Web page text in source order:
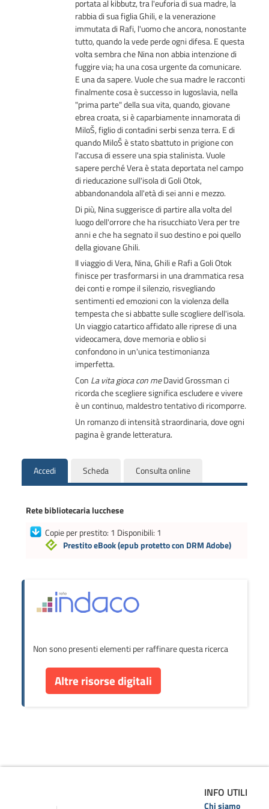
portata al kibbutz, tra l'euforia di sua madre, la
rabbia di sua figlia Ghili, e la venerazione
immutata di Rafi, l'uomo che ancora, nonostante
tutto, quando la vede perde ogni difesa. E questa
volta sembra che Nina non abbia intenzione di
fuggire via; ha una cosa urgente da comunicare.
E una da sapere. Vuole che sua madre le racconti
finalmente cosa è successo in Iugoslavia, nella
"prima parte" della sua vita, quando, giovane
ebrea croata, si è caparbiamente innamorata di
MiloŠ, figlio di contadini serbi senza terra. E di
quando MiloŠ è stato sbattuto in prigione con
l'accusa di essere una spia stalinista. Vuole
sapere perché Vera è stata deportata nel campo
di rieducazione sull'isola di Goli Otok,
abbandonandola all'età di sei anni e mezzo.
Di più, Nina suggerisce di partire alla volta del
luogo dell'orrore che ha risucchiato Vera per tre
anni e che ha segnato il suo destino e poi quello
della giovane Ghili.
Il viaggio di Vera, Nina, Ghili e Rafi a Goli Otok
finisce per trasformarsi in una drammatica resa
dei conti e rompe il silenzio, risvegliando
sentimenti ed emozioni con la violenza della
tempesta che si abbatte sulle scogliere dell'isola.
Un viaggio catartico affidato alle riprese di una
videocamera, dove memoria e oblio si
confondono in un'unica testimonianza
imperfetta.
Con La vita gioca con meDavid Grossman ci
ricorda che scegliere significa escludere e vivere
è un continuo, maldestro tentativo di ricomporre.
Un romanzo di intensità straordinaria, dove ogni
pagina è grande letteratura.
Accedi Scheda Consulta online
Rete bibliotecaria lucchese
Copie per prestito: 1 Disponibili: 1
Prestito eBook(epub protetto con DRM Adobe)
Non sono presenti elementi per raffinare questa ricerca
Altre risorse digitali
INFO UTILI
Chi siamo